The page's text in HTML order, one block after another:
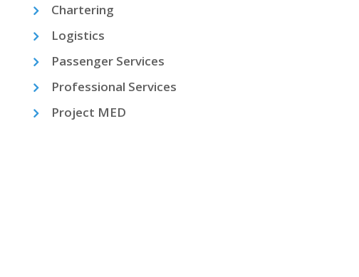
Chartering
Logistics
Passenger Services
Professional Services
Project MED